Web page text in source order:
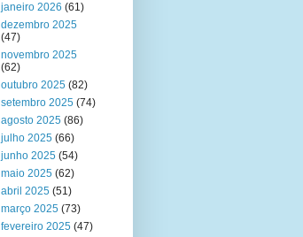
janeiro 2026 (61)
dezembro 2025
(47)
novembro 2025
(62)
outubro 2025 (82)
setembro 2025 (74)
agosto 2025 (86)
julho 2025 (66)
junho 2025 (54)
maio 2025 (62)
abril 2025 (51)
março 2025 (73)
fevereiro 2025 (47)